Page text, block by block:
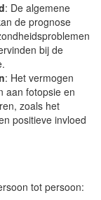
: De algemene
de prognose
bij de
: Het vermogen
aan fotopsie en
zoals het
positieve invloed
tot persoon: